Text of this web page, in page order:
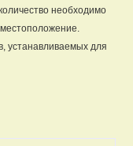
необходимо
устанавливаемых для